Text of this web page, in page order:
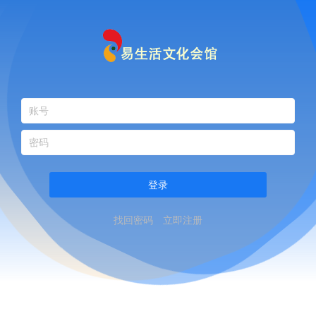
登录
找回密码 立即注册